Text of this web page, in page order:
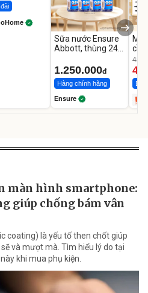
Sữa nước Ensure
Abbott, thùng 24
1.250.000đ
Hàng chính hãng
Ensure
màn hình smartphone:
giúp chống bám vân
coating) là yếu tố then chốt giúp
và mượt mà. Tìm hiểu lý do tại
khi mua phụ kiện.